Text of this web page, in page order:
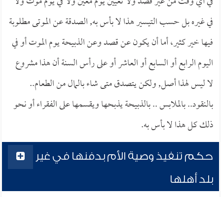
في غيره بل حسب التيسير هذا لا بأس به, الصدقة عن الموتى مطلوبة
فيها خير كثير، أما أن يكون عن قصد وعن الذبيحة يوم الموت أو في
اليوم الرابع أو السابع أو العاشر أو على رأس السنة أن هذا مشروع
لا ليس لهذا أصل, ولكن يتصدق متى شاء بالمال من الطعام..
بالنقود.. بالملابس .. بالذبيحة يذبحها ويقسمها على الفقراء أو نحو
ذلك كل هذا لا بأس به.
حكم تنفيذ وصية الأم بدفنها في غير
بلد أهلها